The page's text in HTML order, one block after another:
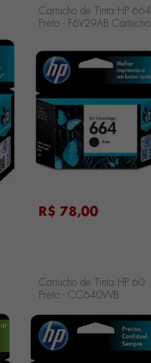
Cartucho de Tinta HP 664
Preto - F6V29AB Cartucho
R$ 78,00
Cartucho de Tinta HP 60
Preto - CC640WB